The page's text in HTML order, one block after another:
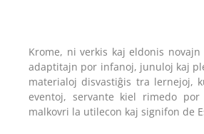
Krome, ni verkis kaj eldonis
adaptitajn por infanoj, junuloj kaj
materialoj disvastiĝis tra lernejoj,
eventoj, servante kiel rimedo
malkovri la utilecon kaj signifon de